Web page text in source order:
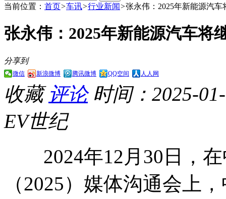
当前位置： 首页>车讯>行业新闻>张永伟：2025年新能源汽
张永伟：2025年新能源汽车将
分享到
微信 新浪微博 腾讯微博 QQ空间 人人网
收藏 评论 时间：2025-
EV世纪
2024年12月30日，在
（2025）媒体沟通会上